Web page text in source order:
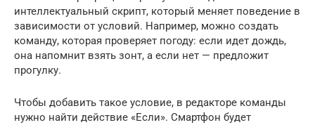
интеллектуальный скрипт, который меняет поведение в
зависимости от условий. Например, можно создать
команду, которая проверяет погоду: если идет дождь,
она напомнит взять зонт, а если нет — предложит
прогулку.
Чтобы добавить такое условие, в редакторе команды
нужно найти действие «Если». Смартфон будет